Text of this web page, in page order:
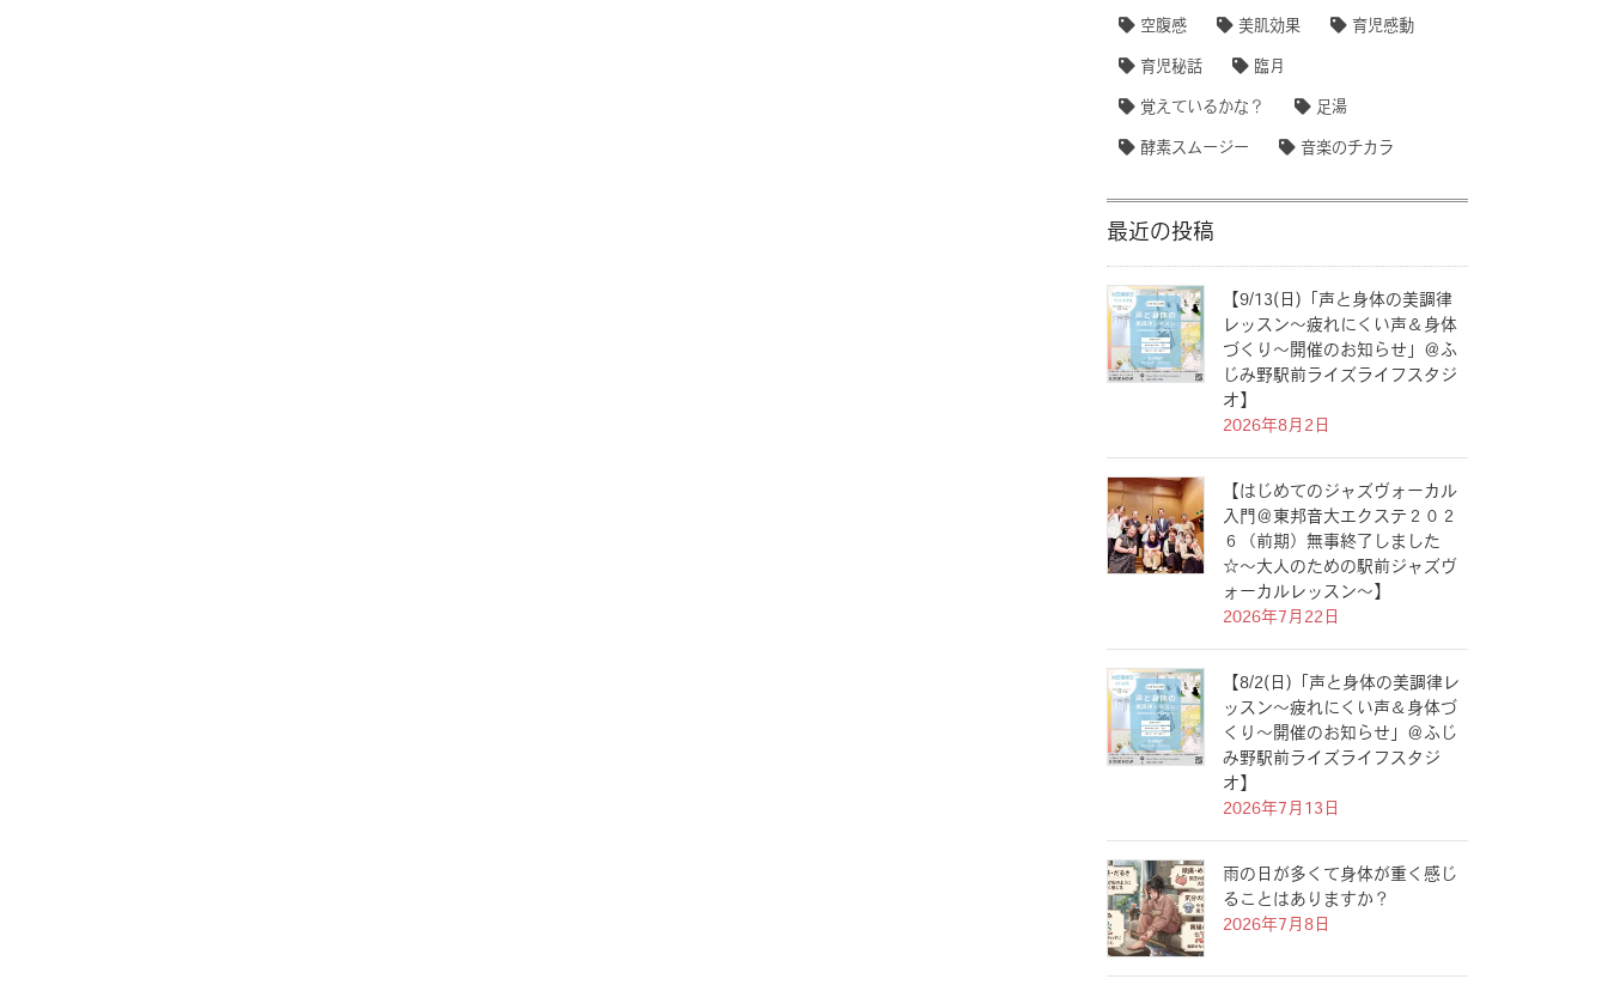
空腹感 美肌効果 育児感動
育児秘話 臨月
覚えているかな？ 足湯
酵素スムージー 音楽のチカラ
最近の投稿
【9/13(日)「声と身体の美調律
レッスン〜疲れにくい声＆身体
づくり〜開催のお知らせ」＠ふ
じみ野駅前ライズライフスタジ
オ】
2026年8月2日
【はじめてのジャズヴォーカル
入門＠東邦音大エクステ２０２
６（前期）無事終了しました
☆〜大人のための駅前ジャズヴ
ォーカルレッスン〜】
2026年7月22日
【8/2(日)「声と身体の美調律レ
ッスン〜疲れにくい声＆身体づ
くり〜開催のお知らせ」＠ふじ
み野駅前ライズライフスタジ
オ】
2026年7月13日
雨の日が多くて身体が重く感じ
ることはありますか？
2026年7月8日